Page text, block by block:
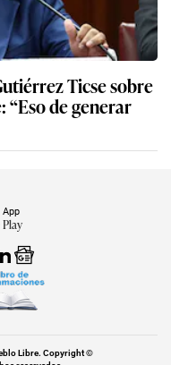
Ticse sobre
“Eso de generar
App
Libre. Copyright ©